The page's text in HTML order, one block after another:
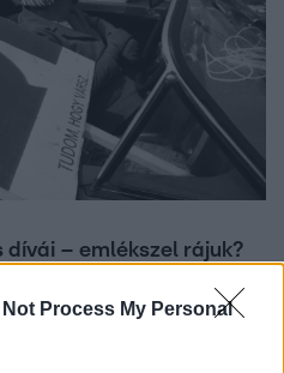
Not Process My Personal
– emlékszel rájuk?
más legendák, akik örökre